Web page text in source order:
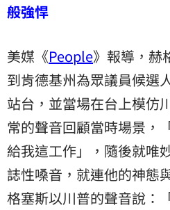
般強悍
美媒《People》報導，赫
到肯德基州為眾議員候選
站台，並當場在台上模仿
常的聲音回顧當時場景，
給我這工作」，隨後就唯
誌性嗓音，就連他的神態
格塞斯以川普的聲音說：